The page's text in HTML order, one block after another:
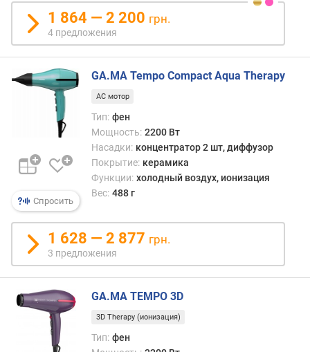
п
л
а
с
т
и
м
)
д
н
п
л
а
1 864 — 2 200 грн.
4 предложения
Спросить
GA.MA Tempo Compact Aqua Therapy
AC мотор
Тип: фен
Мощность: 2200 Вт
Насадки: концентратор 2 шт, диффузор
Покрытие: керамика
Функции: холодный воздух, ионизация
Вес: 488 г
1 628 — 2 877 грн.
3 предложения
GA.MA TEMPO 3D
3D Therapy (ионизация)
Тип: фен